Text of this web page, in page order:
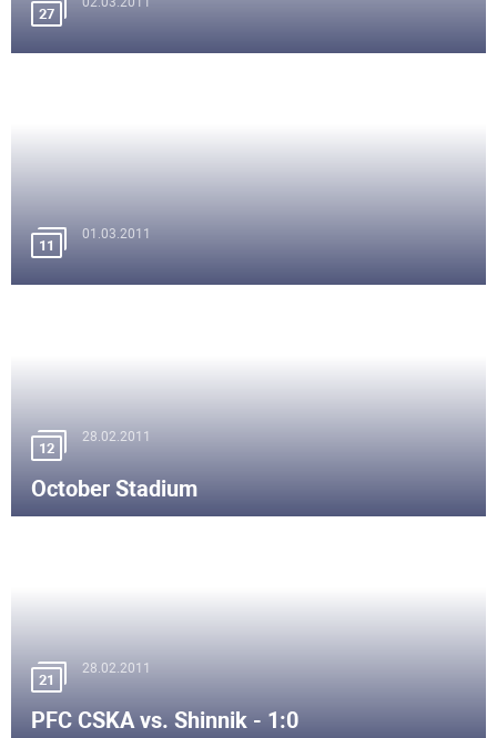
27
11
01.03.2011
12
28.02.2011
October Stadium
21
28.02.2011
PFC CSKA vs. Shinnik - 1:0